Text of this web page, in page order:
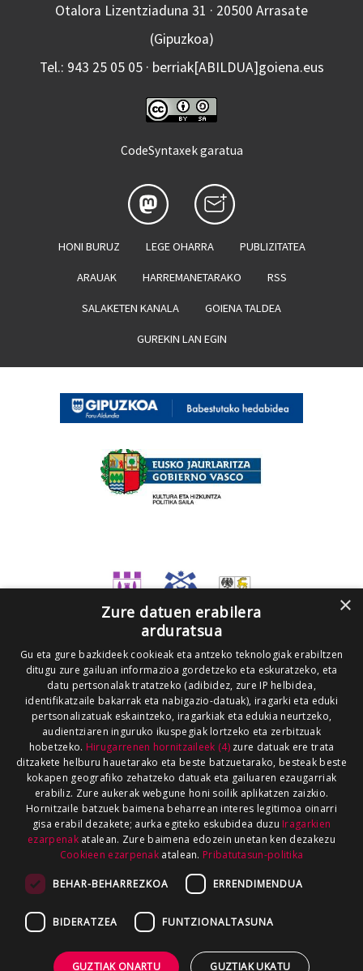
Otalora Lizentziaduna 31 · 20500 Arrasate
(Gipuzkoa)
Tel.: 943 25 05 05 · berriak[ABILDUA]goiena.eus
CodeSyntaxek garatua
HONI BURUZ LEGE OHARRA PUBLIZITATEA
ARAUAK HARREMANETARAKO RSS
SALAKETEN KANALA GOIENA TALDEA
GUREKIN LAN EGIN
×
Zure datuen erabilera
arduratsua
Gu eta gure bazkideek cookieak eta antzeko teknologiak erabiltzen
ditugu zure gailuan informazioa gordetzeko eta eskuratzeko, eta
datu pertsonalak tratatzeko (adibidez, zure IP helbidea,
identifikatzaile bakarrak eta nabigazio-datuak), iragarki eta eduki
pertsonalizatuak eskaintzeko, iragarkiak eta edukia neurtzeko,
audientziaren inguruko ikuspegiak lortzeko eta zerbitzuak
hobetzeko. Hirugarrenen hornitzaileek (4)zure datuak ere trata
ditzakete helburu hauetarako eta beste batzuetarako, besteak beste
kokapen geografiko zehatzeko datuak eta gailuaren ezaugarriak
erabiliz. Zure aukerak webgune honi soilik aplikatzen zaizkio.
Hornitzaile batzuek baimena beharrean interes legitimoa oinarri
gisa erabil dezakete; aurka egiteko eskubidea duzu Iragarkien
ezarpenakatalean. Zure baimena edozein unetan ken dezakezu
Cookieen ezarpenak atalean. Pribatutasun-politika
BEHAR-BEHARREZKOA ERRENDIMENDUA
BIDERATZEA FUNTZIONALTASUNA
GUZTIAK ONARTU GUZTIAK UKATU